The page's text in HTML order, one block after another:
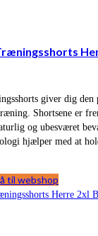
giver dig den
Shortsene er
og ubesværet
hjælper med at
til webshop